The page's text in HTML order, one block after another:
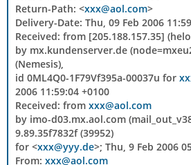
Return-Path: <xxx@aol.com>
Delivery-Date: Thu, 09 Feb 2006
Received: from [205.188.157.35]
by mx.kundenserver.de
(Nemesis),
id 0ML4Q0-1F79Vf395a-00037u for
2006 11:59:04 +0100
Received: from xxx@aol.com
by imo-d03.mx.aol.com
9.89.35f7832f (39952)
for <xxx@yyy.de>; Thu, 9 Feb 2006
From: xxx@aol.com